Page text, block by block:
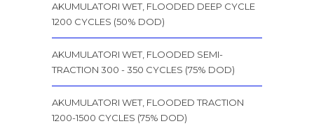
AKUMULATORI WET, FLOODED DEEP CYCLE
1200 CYCLES (50% DOD)
AKUMULATORI WET, FLOODED SEMI-
TRACTION 300 - 350 CYCLES (75% DOD)
AKUMULATORI WET, FLOODED TRACTION
1200-1500 CYCLES (75% DOD)